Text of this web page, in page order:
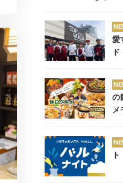
愛
の
メ
ト